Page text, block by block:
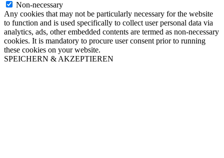
Non-necessary
Any cookies that may not be particularly necessary for the website
to function and is used specifically to collect user personal data via
analytics, ads, other embedded contents are termed as non-necessary
cookies. It is mandatory to procure user consent prior to running
these cookies on your website.
SPEICHERN & AKZEPTIEREN